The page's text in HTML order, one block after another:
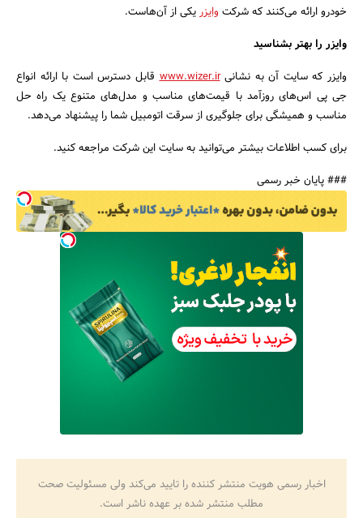
خودرو ارائه می‌کنند که شرکت وایزریکی از آن‌هاست.
وایزر را بهتر بشناسید
وایزر که سایت آن به نشانیwww.wizer.irقابل دسترس است با ارائه انواع
جی پی اس‌های روزآمد با قیمت‌های مناسب و مدل‌های متنوع یک راه حل
مناسب و همیشگی برای جلوگیری از سرقت اتومبیل شما را پیشنهاد می‌دهد.
برای کسب اطلاعات بیشتر می‌توانید به سایت این شرکت مراجعه کنید.
### پایان خبر رسمی
اخبار رسمی هویت منتشر کننده را تایید می‌کند ولی مسئولیت صحت
مطلب منتشر شده بر عهده ناشر است.